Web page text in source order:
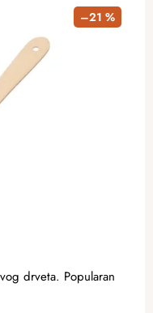
–21 %
drveta. Popularan